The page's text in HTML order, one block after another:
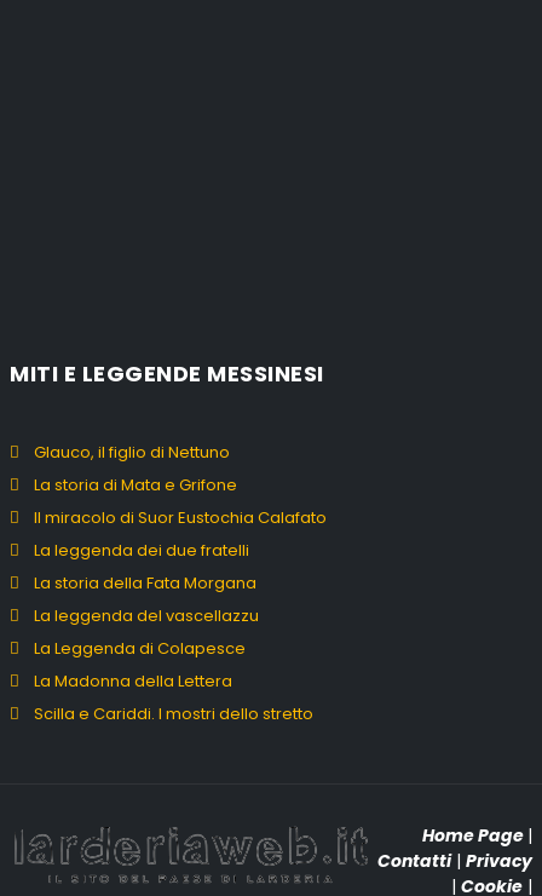
MITI E LEGGENDE MESSINESI
Glauco, il figlio di Nettuno
La storia di Mata e Grifone
Il miracolo di Suor Eustochia Calafato
La leggenda dei due fratelli
La storia della Fata Morgana
La leggenda del vascellazzu
La Leggenda di Colapesce
La Madonna della Lettera
Scilla e Cariddi. I mostri dello stretto
Home Page |
Contatti| Privacy
| Cookie |